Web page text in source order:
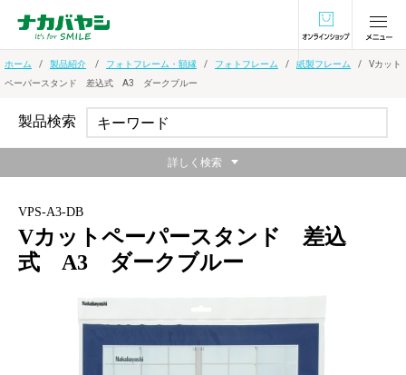
オンラインショ
ホーム 製品紹介 フォトフレーム・額縁 フォトフレーム 紙製フレーム
Vカット
ペーパースタンド 差込式 A3 ダークブルー
VPS-A3-DB
Vカットペーパースタンド 差込
式 A3 ダークブルー
製品検索
詳しく検索